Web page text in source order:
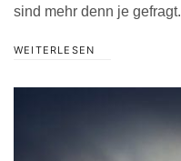
sind mehr denn je gefragt.
WEITERLESEN